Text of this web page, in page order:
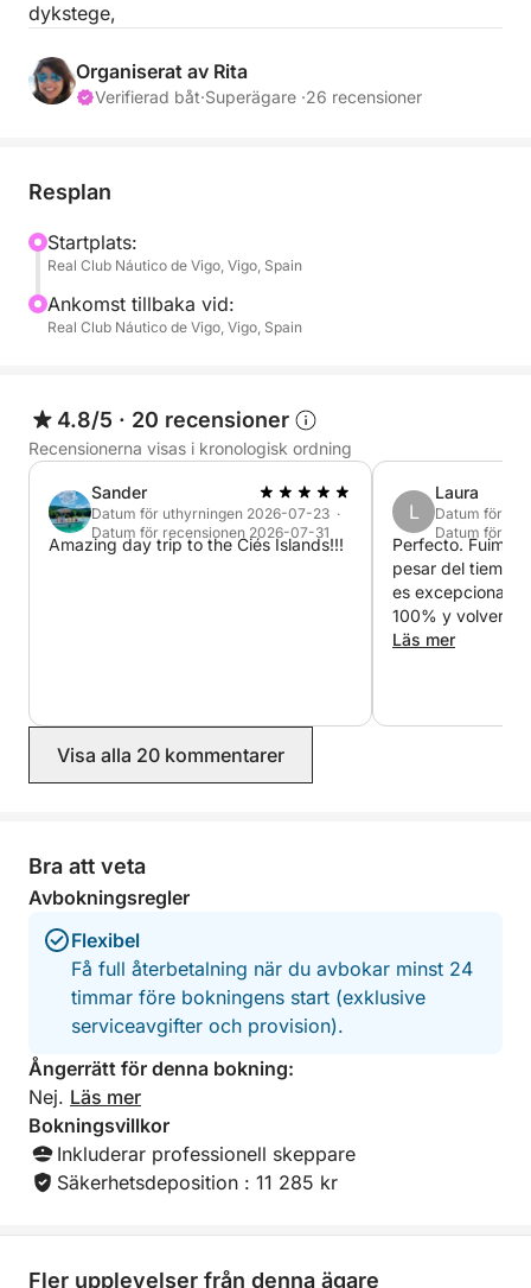
dykstege,
Organiserat av Rita
Verifierad båt·Superägare ·26 recensioner
Resplan
Startplats:
Real Club Náutico de Vigo, Vigo, Spain
Ankomst tillbaka vid:
Real Club Náutico de Vigo, Vigo, Spain
4.8/5 · 20 recensioner
Recensionerna visas i kronologisk ordning
Sander
Datum för uthyrningen 2026-07-23 ·
Datum för recensionen 2026-07-31
Amazing day trip to the Ciés Islands!!!
L
Laura
Datum för
Datum för
Perfecto. Fuimos
pesar del tiempo
es excepcional .
100% y
Läs mer
Visa alla 20 kommentarer
Bra att veta
Avbokningsregler
Flexibel
Få full återbetalning när du avbokar minst 24
timmar före bokningens start (exklusive
serviceavgifter och provision).
Ångerrätt för denna bokning:
Nej. Läs mer
Bokningsvillkor
Inkluderar professionell skeppare
Säkerhetsdeposition : 11 285 kr
Fler upplevelser från denna ägare